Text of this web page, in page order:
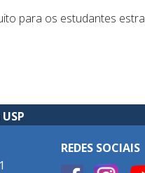
para os estudantes
REDES SOCIAIS